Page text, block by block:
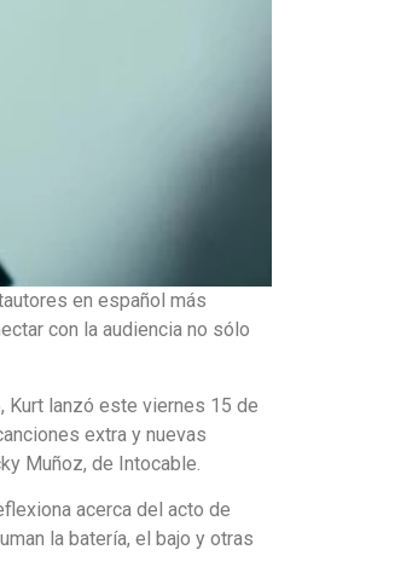
en español más
con la audiencia no sólo
Kurt lanzó este viernes 15 de
extra y nuevas
Muñoz, de Intocable.
acerca del acto de
la batería, el bajo y otras